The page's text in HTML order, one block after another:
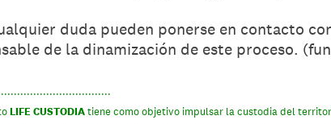
duda pueden ponerse en contacto
de la dinamización de este proceso.
LIFE CUSTODIAtiene como objetivo impulsar la custodia del